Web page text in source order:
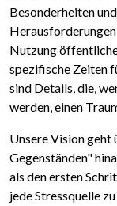
Besonderheiten
Nutzung
spezifische Zeiten
sind Details, die,
werden, einen
Unsere Vision geht
Gegenständen"
als den ersten
jede Stressquelle